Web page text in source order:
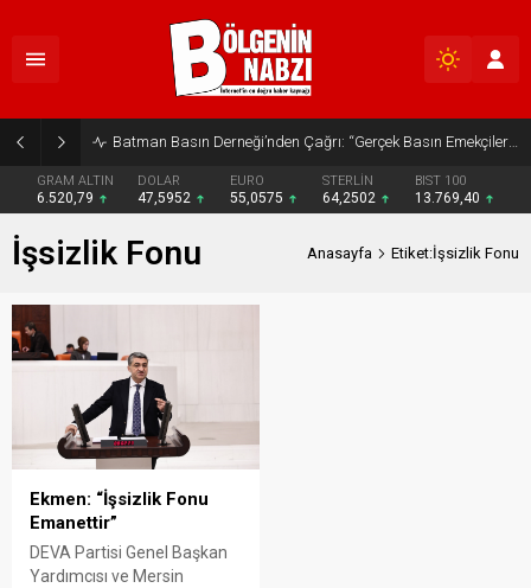
Batman Basın Derneği’nden Çağrı: “Gerçek Basın Emekçileri Desteklenmeli”
GRAM ALTIN
6.520,79
DOLAR
47,5952
EURO
55,0575
STERLİN
64,2502
BIST 100
13.769,40
İşsizlik Fonu Anasayfa Etiket:İşsizlik Fonu
Ekmen: “İşsizlik Fonu
Emanettir”
DEVA Partisi Genel Başkan
Yardımcısı ve Mersin